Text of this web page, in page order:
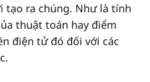
tạo ra chúng. Như là tính
thuật toán hay điểm
điện tử đó đối với các